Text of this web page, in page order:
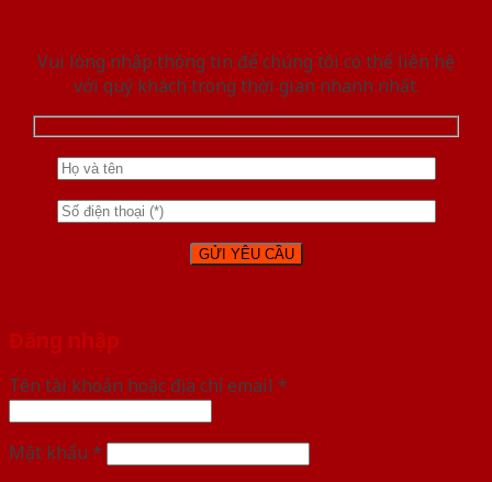
Vui lòng nhập thông tin để chúng tôi có thể liên hệ
với quý khách trong thời gian nhanh nhất.
Đăng nhập
Tên tài khoản hoặc địa chỉ email *
Mật khẩu *